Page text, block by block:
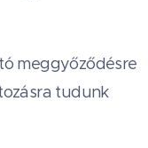
meggyőződésre
tudunk